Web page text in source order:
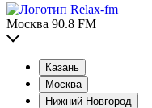
Москва 90.8 FM
Казань
Москва
Нижний Новгород